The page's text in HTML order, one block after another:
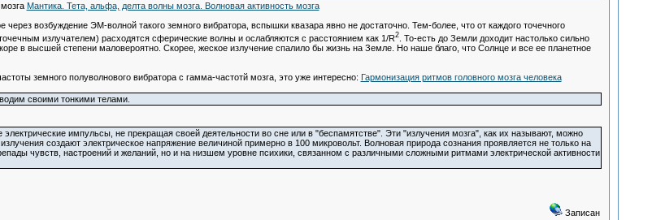
Мантика. Тета, альфа, делта волны мозга. Волновая активность мозга
возбуждение ЭМ-волной такого земного вибратора, вспышки квазара явно не достаточно. Тем-более, что от каждого точечного
излучателем) расходятся сферические волны и ослабляются с расстоянием как 1/R2. То-есть до Земли доходит настолько сильно
в высшей степени маловероятно. Скорее, жеское излучение спалило бы жизнь на Земле. Но наше благо, что Солнце и все ее планетное
земного полуволнового вибратора с гамма-частотй мозга, это уже интересно: Гармонизация ритмов головного мозга человека
своими тонкими телами.
электрические импульсы, не прекращая своей деятельности во сне или в "беспамятстве". Эти "излучения мозга", как их называют, можно
создают электрическое напряжение величиной примерно в 100 микровольт. Волновая природа сознания проявляется не только на
чувств, настроений и желаний, но и на низшем уровне психики, связанном с различными сложными ритмами электрической активности
Записан